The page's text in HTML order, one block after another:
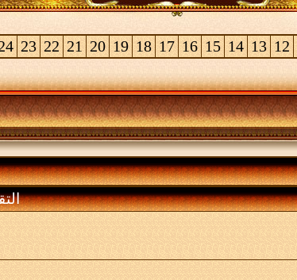
12
13
14
15
16
17
18
19
20
21
22
23